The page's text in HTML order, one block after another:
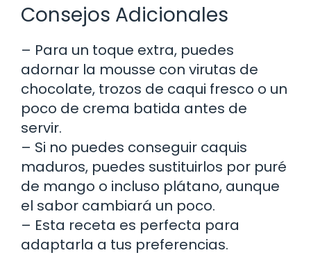
Consejos Adicionales
– Para un toque extra, puedes
adornar la mousse con virutas de
chocolate, trozos de caqui fresco o un
poco de crema batida antes de
servir.
– Si no puedes conseguir caquis
maduros, puedes sustituirlos por puré
de mango o incluso plátano, aunque
el sabor cambiará un poco.
– Esta receta es perfecta para
adaptarla a tus preferencias.